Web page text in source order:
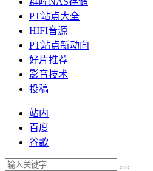
PT站点大全
HIFI音源
PT站点新动向
好片推荐
影音技术
投稿
站内
百度
谷歌